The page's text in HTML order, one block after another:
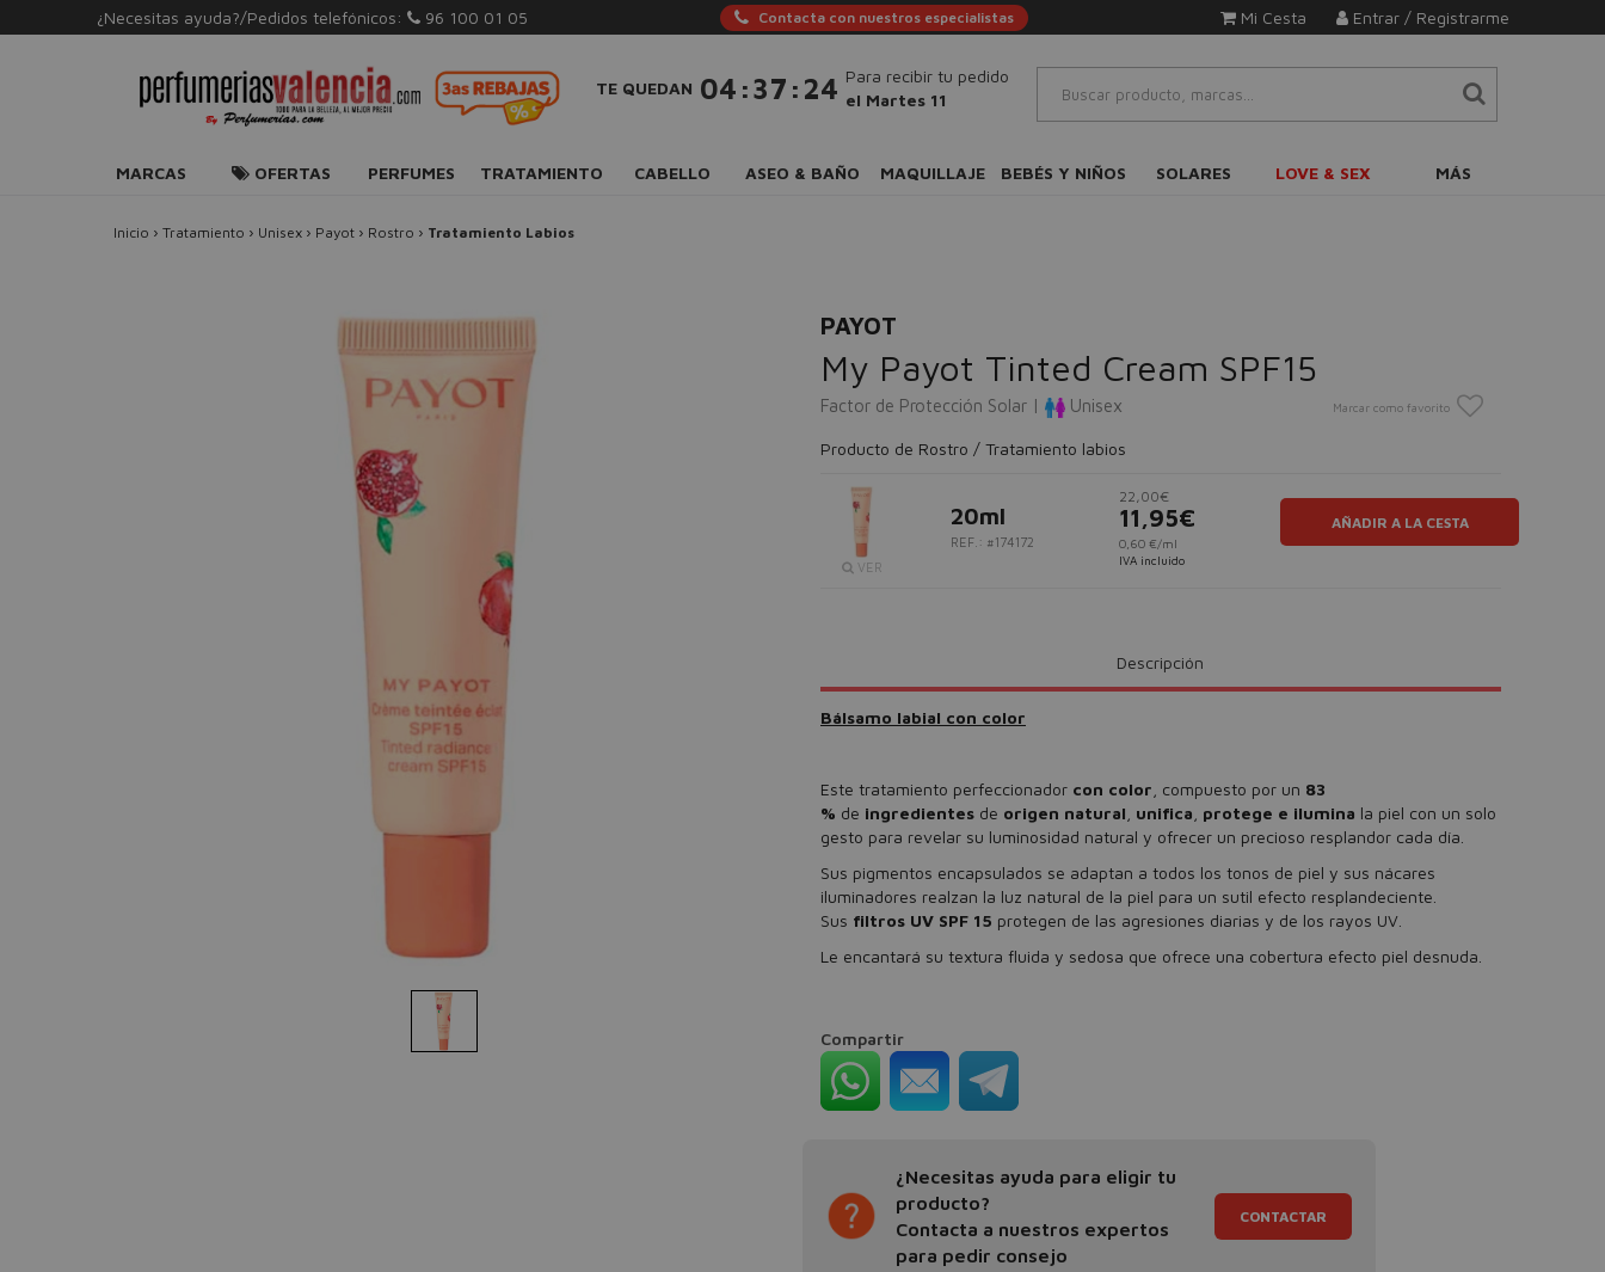
¿Necesitas ayuda?/Pedidos telefónicos: 96 100 01 05 Contacta con nuestros especialistas Entrar / Registrarme
Mi Cesta
TE QUEDAN 04 :37 : 23 Para recibir tu pedido
el Martes 11
MARCAS OFERTAS PERFUMES TRATAMIENTO CABELLO ASEO & BAÑO MAQUILLAJE BEBÉS Y NIÑOS SOLARES LOVE & SEX MÁS
Inicio › Tratamiento › Unisex › Payot › Rostro › Tratamiento Labios
PAYOT
My Payot Tinted Cream SPF15
Factor de Protección Solar | Unisex Marcar como favorito
Producto de Rostro / Tratamiento labios
VER
20ml
REF.: #174172
22,00€
11,95€
0,60 €/ml
IVA incluido
AÑADIR A LA CESTA
Descripción
Bálsamo labial con color
Este tratamiento perfeccionador con color , compuesto por un 83
% de ingredientes de origen natural unifica protege e ilumina la piel con un solo
gesto para revelar su luminosidad natural y ofrecer un precioso resplandor cada día.
Sus pigmentos encapsulados se adaptan a todos los tonos de piel y sus nácares
iluminadores realzan la luz natural de la piel para un sutil efecto resplandeciente.
Sus filtros UV SPF 15 protegen de las agresiones diarias y de los rayos UV.
Le encantará su textura fluida y sedosa que ofrece una cobertura efecto piel desnuda.
Compartir
¿Necesitas ayuda para eligir tu
producto?
Contacta a nuestros expertos
para pedir consejo
CONTACTAR